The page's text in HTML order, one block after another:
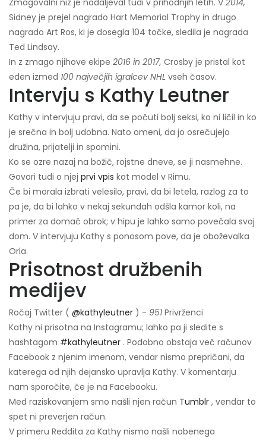
Zmagovalni niz je nadaljeval tudi v prihodnjih letih. V 2014,
Sidney je prejel nagrado Hart Memorial Trophy in drugo
nagrado Art Ros, ki je dosegla 104 točke, sledila je nagrada
Ted Lindsay.
In z zmago njihove ekipe 2016 in 2017, Crosby je pristal kot
eden izmed 100 največjih igralcev NHL vseh časov.
Intervju s Kathy Leutner
Kathy v intervjuju pravi, da se počuti bolj seksi, ko ni ličil in ko
je srečna in bolj udobna. Nato omeni, da jo osrečujejo
družina, prijatelji in spomini.
Ko se ozre nazaj na božič, rojstne dneve, se ji nasmehne.
Govori tudi o njej prvi vpis kot model v Rimu.
Če bi morala izbrati velesilo, pravi, da bi letela, razlog za to
pa je, da bi lahko v nekaj sekundah odšla kamor koli, na
primer za domač obrok; v hipu je lahko samo povečala svoj
dom. V intervjuju Kathy s ponosom pove, da je oboževalka
Orla.
Prisotnost družbenih
medijev
Ročaj Twitter ( @kathyleutner ) - 951 Privrženci
Kathy ni prisotna na Instagramu; lahko pa ji sledite s
hashtagom #kathyleutner . Podobno obstaja več računov
Facebook z njenim imenom, vendar nismo prepričani, da
katerega od njih dejansko upravlja Kathy. V komentarju
nam sporočite, če je na Facebooku.
Med raziskovanjem smo našli njen račun Tumblr , vendar to
spet ni preverjen račun.
V primeru Reddita za Kathy nismo našli nobenega